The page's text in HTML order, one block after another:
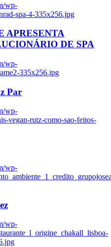
wp-
spa-4-335x256.jpg
APRESENTA
DE SPA
wp-
335x256.jpg
Par
wp-
vegan-rutz-como-sao-feitos-
wp-
wp-